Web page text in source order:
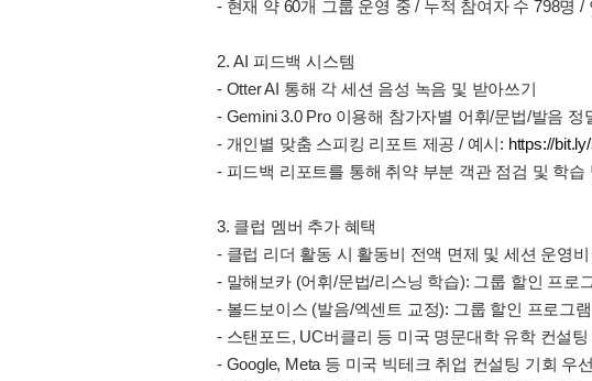
- 현재 약 60개 그룹 운영 중 / 누적 참여자 수 798명 /
2. AI 피드백 시스템
- Otter AI 통해 각 세션 음성 녹음 및 받아쓰기
- Gemini 3.0 Pro 이용해 참가자별 어휘/문법/발음 정
- 개인별 맞춤 스피킹 리포트 제공 / 예시: https://
- 피드백 리포트를 통해 취약 부분 객관 점검 및 학습
3. 클럽 멤버 추가 혜택
- 클럽 리더 활동 시 활동비 전액 면제 및 세션 운영
- 말해보카 (어휘/문법/리스닝 학습): 그룹 할인 프로
- 볼드보이스 (발음/엑센트 교정): 그룹 할인 프로그
- 스탠포드, UC버클리 등 미국 명문대학 유학 컨설
- Google, Meta 등 미국 빅테크 취업 컨설팅 기회 우